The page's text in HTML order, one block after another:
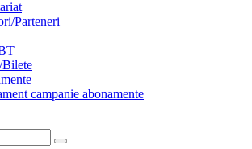
Parteneri
Bilete
campanie abonamente